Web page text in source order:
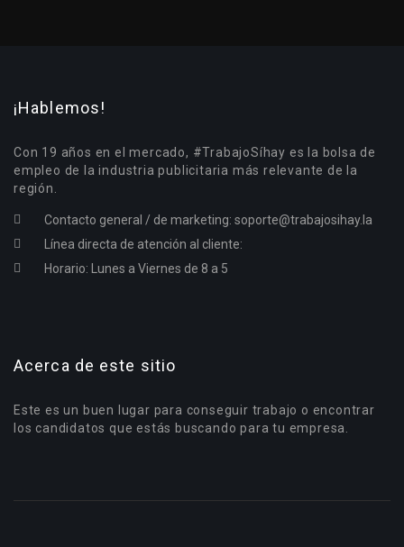
¡Hablemos!
Con 19 años en el mercado, #TrabajoSíhay es la bolsa de
empleo de la industria publicitaria más relevante de la
región.
Contacto general / de marketing: soporte@trabajosihay.la
Línea directa de atención al cliente:
Horario: Lunes a Viernes de 8 a 5
Acerca de este sitio
Este es un buen lugar para conseguir trabajo o encontrar
los candidatos que estás buscando para tu empresa.